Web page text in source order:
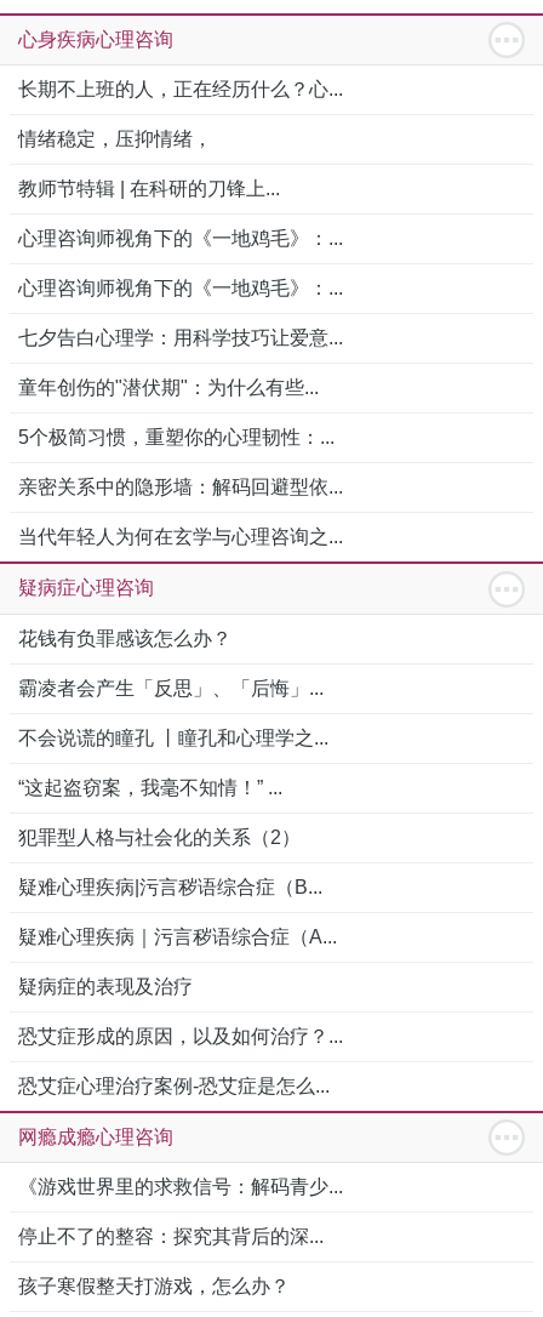
心身疾病心理咨询
长期不上班的人，正在经历什么？心...
情绪稳定，压抑情绪，
教师节特辑 | 在科研的刀锋上...
心理咨询师视角下的《一地鸡毛》：...
心理咨询师视角下的《一地鸡毛》：...
七夕告白心理学：用科学技巧让爱意...
童年创伤的"潜伏期"：为什么有些...
5个极简习惯，重塑你的心理韧性：...
亲密关系中的隐形墙：解码回避型依...
当代年轻人为何在玄学与心理咨询之...
疑病症心理咨询
花钱有负罪感该怎么办？
霸凌者会产生「反思」、「后悔」...
不会说谎的瞳孔 丨瞳孔和心理学之...
“这起盗窃案，我毫不知情！” ...
犯罪型人格与社会化的关系（2）
疑难心理疾病|污言秽语综合症（B...
疑难心理疾病｜污言秽语综合症（A...
疑病症的表现及治疗
恐艾症形成的原因，以及如何治疗？...
恐艾症心理治疗案例-恐艾症是怎么...
网瘾成瘾心理咨询
《游戏世界里的求救信号：解码青少...
停止不了的整容：探究其背后的深...
孩子寒假整天打游戏，怎么办？